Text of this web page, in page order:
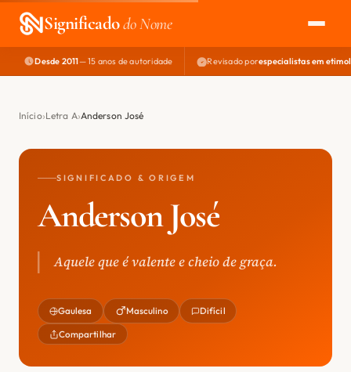
Significadodo Nome
EXPLORAR
NOME PERFEITO
Desde 2011— 15 anos de autoridade Revisado porespecialistas em
Início Letra A Anderson José
SIGNIFICADO & ORIGEM
Anderson José
Aquele que é valente e cheio de graça.
Gaulesa Masculino Difícil
Compartilhar